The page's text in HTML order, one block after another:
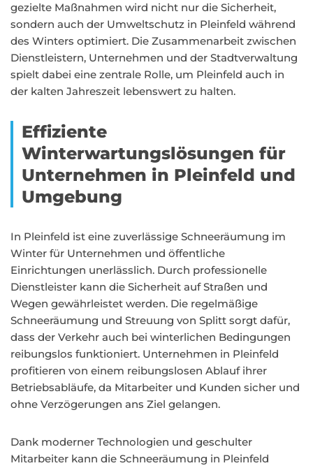
gezielte Maßnahmen wird nicht nur die Sicherheit,
sondern auch der Umweltschutz in Pleinfeld während
des Winters optimiert. Die Zusammenarbeit zwischen
Dienstleistern, Unternehmen und der Stadtverwaltung
spielt dabei eine zentrale Rolle, um Pleinfeld auch in
der kalten Jahreszeit lebenswert zu halten.
Effiziente
Winterwartungslösungen für
Unternehmen in Pleinfeld und
Umgebung
In Pleinfeld ist eine zuverlässige Schneeräumung im
Winter für Unternehmen und öffentliche
Einrichtungen unerlässlich. Durch professionelle
Dienstleister kann die Sicherheit auf Straßen und
Wegen gewährleistet werden. Die regelmäßige
Schneeräumung und Streuung von Splitt sorgt dafür,
dass der Verkehr auch bei winterlichen Bedingungen
reibungslos funktioniert. Unternehmen in Pleinfeld
profitieren von einem reibungslosen Ablauf ihrer
Betriebsabläufe, da Mitarbeiter und Kunden sicher und
ohne Verzögerungen ans Ziel gelangen.
Dank moderner Technologien und geschulter
Mitarbeiter kann die Schneeräumung in Pleinfeld